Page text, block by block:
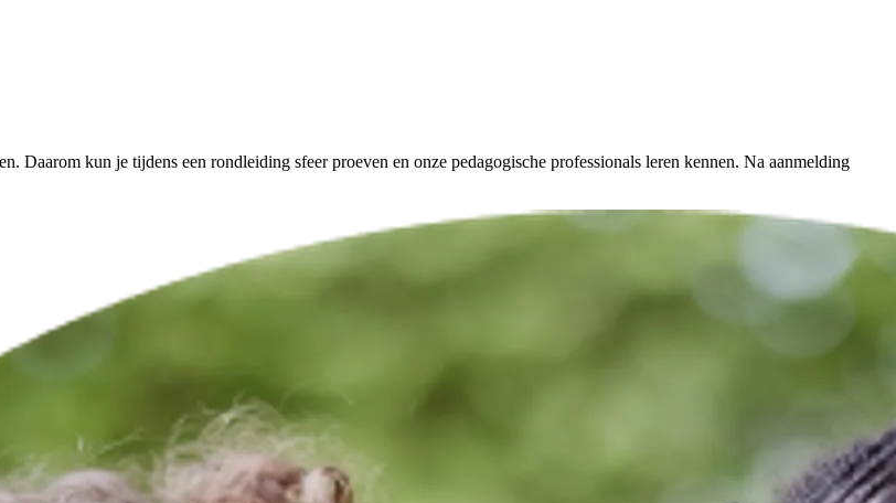
Daarom kun je tijdens een rondleiding sfeer proeven en onze pedagogische professionals leren kennen. Na aanmelding